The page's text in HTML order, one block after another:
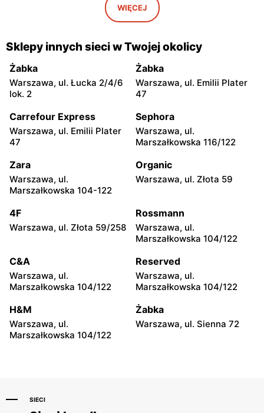
Wołomin, ul. Geodetów 2
Mińsk Mazowiecki, ul.
Konstytucji 3 Maja 7
Reserved
Żyrardów, ul. Mały Rynek 7
Reserved
Sochaczew, ul.
Warszawska 119
Reserved
Sowińskiego 62
Reserved
Reserved
Władysławowo 65
Reserved
Piłsudskiego 74
Reserved
Chrobrego 1
Reserved
Grzecznarowskiego 28
Reserved Reserved
Zdanowskiego 4
Reserved
Emila Fieldorfa Nila 28
Reserved
Warszawska 1
Reserved Reserved
WIĘCEJ
Sklepy innych sieci w Twojej okolicy
Żabka
Warszawa, ul. Łucka 2/4/6
lok. 2
Żabka
Warszawa, ul. Emilii Plater
47
Carrefour Express
Warszawa, ul. Emilii Plater
47
Sephora
Warszawa, ul.
Marszałkowska 116/122
Zara
Warszawa, ul.
Marszałkowska 104-122
Organic
Warszawa, ul. Złota 59
4F
Warszawa, ul. Złota 59/258
Rossmann
Warszawa, ul.
Marszałkowska 104/122
C&A
Warszawa, ul.
Marszałkowska 104/122
Reserved
Warszawa, ul.
Marszałkowska 104/122
H&M
Warszawa, ul.
Marszałkowska 104/122
Żabka
Warszawa, ul. Sienna 72
SIECI